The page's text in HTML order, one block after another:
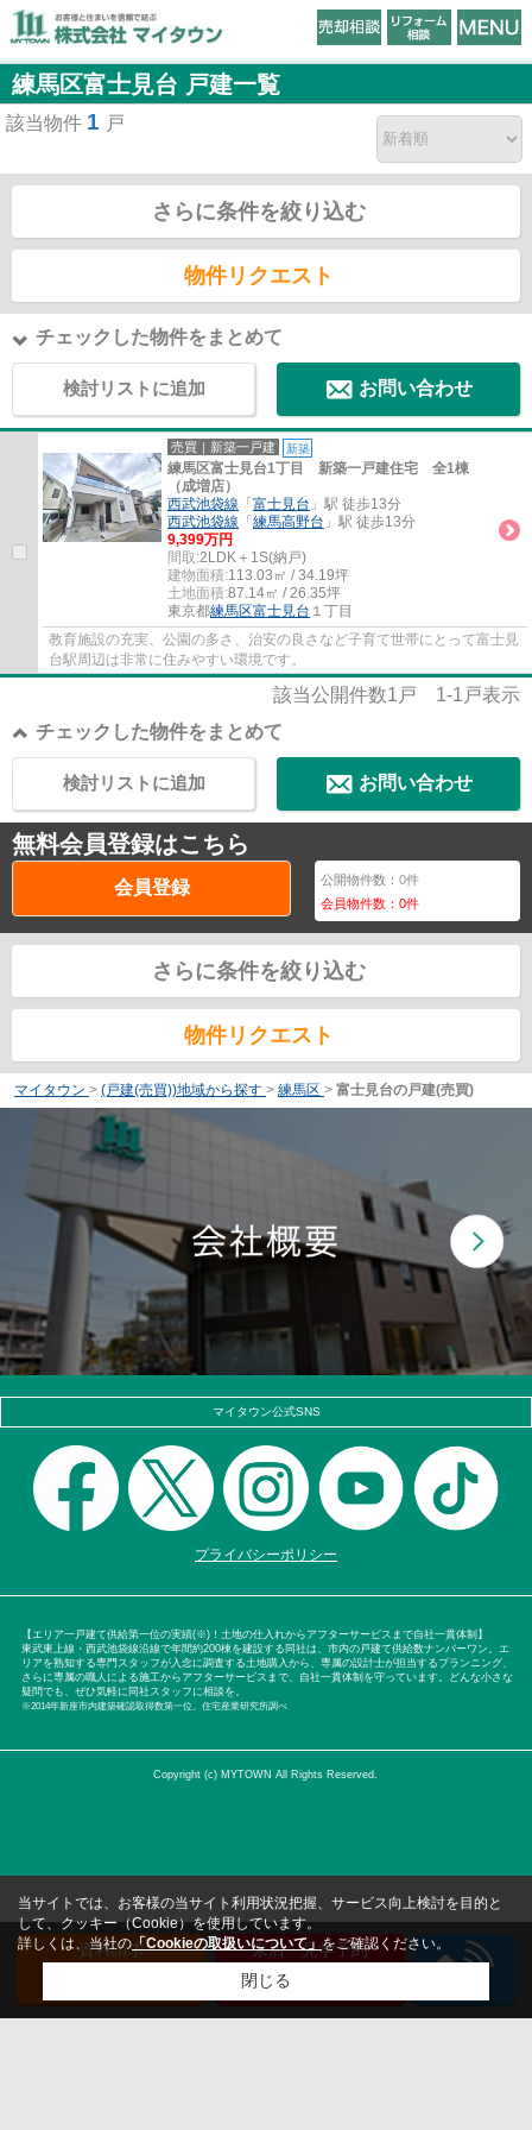
練馬区富士見台 戸建一覧
該当物件 1 戸
さらに条件を絞り込む
物件リクエスト
チェックした物件をまとめて
検討リストに追加 お問い合わせ
売買｜新築一戸建 新築
練馬区富士見台1丁目 新築一戸建住宅 全1棟
（成増店）
西武池袋線 「 富士見台 」駅 徒歩13分
西武池袋線 「 練馬高野台 」駅 徒歩13分
9,399万円
間取:2LDK＋1S(納戸)
建物面積:113.03㎡ / 34.19坪
土地面積:87.14㎡ / 26.35坪
東京都練馬区富士見台 １丁目
教育施設の充実、公園の多さ、治安の良さなど子育て世帯にとって富士見
台駅周辺は非常に住みやすい環境です。
該当公開件数1 戸 1-1 戸表示
チェックした物件をまとめて
お問い合わせ
検討リストに追加
無料会員登録はこちら
会員登録 公開物件数：0件
会員物件数：0件
さらに条件を絞り込む
物件リクエスト
マイタウン > (戸建(売買))地域から探す > 練馬区 > 富士見台の戸建(売買)
マイタウン公式SNS
プライバシーポリシー
【エリア一戸建て供給第一位の実績(※)！土地の仕入れからアフターサービスまで自社一貫体制】
東武東上線・西武池袋線沿線で年間約200棟を建設する同社は、市内の戸建て供給数ナンバーワン。エ
リアを熟知する専門スタッフが入念に調査する土地購入から、専属の設計士が担当するプランニング、
さらに専属の職人による施工からアフターサービスまで、自社一貫体制を守っています。どんな小さな
疑問でも、ぜひ気軽に同社スタッフに相談を。
※2014年新座市内建築確認取得数第一位。住宅産業研究所調べ
Copyright (c) MYTOWN All Rights Reserved.
資料請求
来店・見学予約
（無料）
当サイトでは、お客様の当サイト利用状況把握、サービス向上検討を目的と
して、クッキー（Cookie）を使用しています。
詳しくは、当社の「Cookieの取扱いについて」をご確認ください。
閉じる